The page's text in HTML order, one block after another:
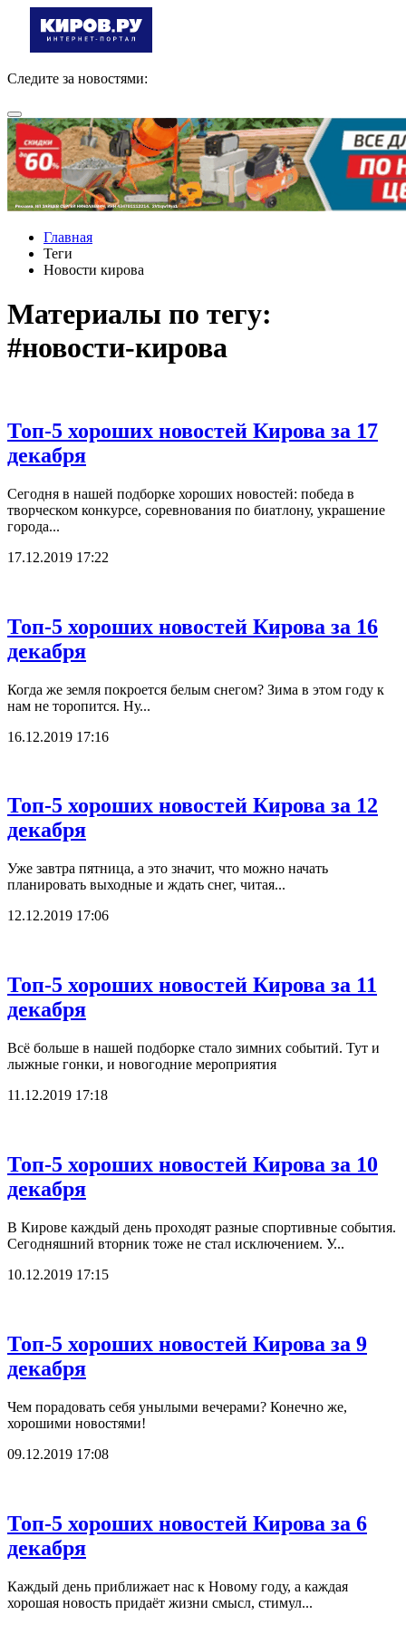
Следите за новостями:
Главная
Теги
Новости кирова
Материалы по тегу:
#новости-кирова
Топ-5 хороших новостей Кирова за 17
декабря
Сегодня в нашей подборке хороших новостей: победа в
творческом конкурсе, соревнования по биатлону, украшение
города...
17.12.2019 17:22
Топ-5 хороших новостей Кирова за 16
декабря
Когда же земля покроется белым снегом? Зима в этом году к
нам не торопится. Ну...
16.12.2019 17:16
Топ-5 хороших новостей Кирова за 12
декабря
Уже завтра пятница, а это значит, что можно начать
планировать выходные и ждать снег, читая...
12.12.2019 17:06
Топ-5 хороших новостей Кирова за 11
декабря
Всё больше в нашей подборке стало зимних событий. Тут и
лыжные гонки, и новогодние мероприятия
11.12.2019 17:18
Топ-5 хороших новостей Кирова за 10
декабря
В Кирове каждый день проходят разные спортивные события.
Сегодняшний вторник тоже не стал исключением. У...
10.12.2019 17:15
Топ-5 хороших новостей Кирова за 9
декабря
Чем порадовать себя унылыми вечерами? Конечно же,
хорошими новостями!
09.12.2019 17:08
Топ-5 хороших новостей Кирова за 6
декабря
Каждый день приближает нас к Новому году, а каждая
хорошая новость придаёт жизни смысл, стимул...